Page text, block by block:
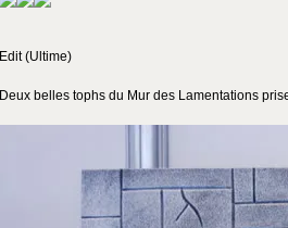
Edit (Ultime)
Deux belles tophs du Mur des Lamentations